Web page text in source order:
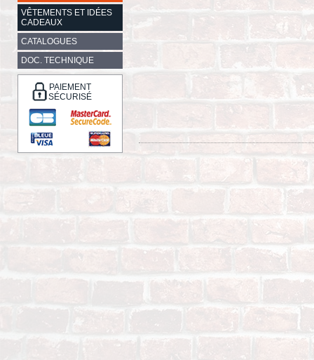
VÊTEMENTS ET IDÉES
CADEAUX
CATALOGUES
DOC. TECHNIQUE
PAIEMENT
SÉCURISÉ